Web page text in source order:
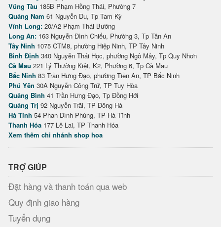
Vũng Tàu 185B Phạm Hồng Thái, Phường 7
Quảng Nam 61 Nguyễn Du, Tp Tam Kỳ
Vĩnh Long: 20/A2 Phạm Thái Bường
Long An: 163 Nguyễn Đình Chiểu, Phường 3, Tp Tân An
Tây Ninh 1075 CTM8, phường Hiệp Ninh, TP Tây Ninh
Bình Định 340 Nguyễn Thái Học, phường Ngô Mây, Tp Quy Nhơn
Cà Mau 221 Lý Thường Kiệt, K2, Phường 6, Tp Cà Mau
Bắc Ninh 83 Trần Hưng Đạo, phường Tiền An, TP Bắc Ninh
Phú Yên 30A Nguyễn Công Trứ, TP Tuy Hòa
Quảng Bình 41 Trần Hưng Đạo, Tp Đồng Hới
Quảng Trị 92 Nguyễn Trãi, TP Đông Hà
Hà Tĩnh 54 Phan Đình Phùng, TP Hà Tĩnh
Thanh Hóa 177 Lê Lai, TP Thanh Hóa
Xem thêm chi nhánh shop hoa
TRỢ GIÚP
Đặt hàng và thanh toán qua web
Quy định giao hàng
Tuyển dụng